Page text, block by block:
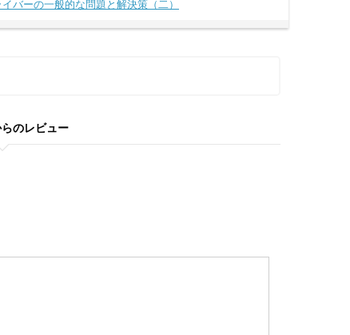
バーの一般的な問題と解決策（二）
のレビュー